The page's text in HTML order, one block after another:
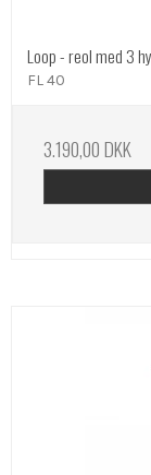
Loop - reol med 3
FL 40
3.190,00 DKK